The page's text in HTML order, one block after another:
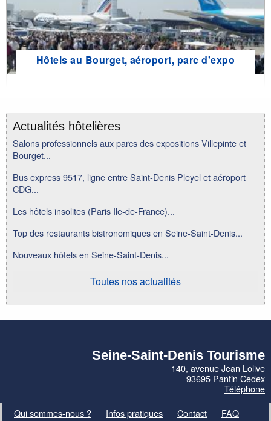
Hôtels au Bourget, aéroport, parc d'expo
Actualités hôtelières
Salons professionnels aux parcs des expositions Villepinte et
Bourget...
Bus express 9517, ligne entre Saint-Denis Pleyel et aéroport
CDG...
Les hôtels insolites (Paris Ile-de-France)...
Top des restaurants bistronomiques en Seine-Saint-Denis...
Nouveaux hôtels en Seine-Saint-Denis...
Toutes nos actualités
Seine-Saint-Denis Tourisme
140, avenue Jean Lolive
93695 Pantin Cedex
Téléphone
Qui sommes-nous ?
Infos pratiques Contact FAQ